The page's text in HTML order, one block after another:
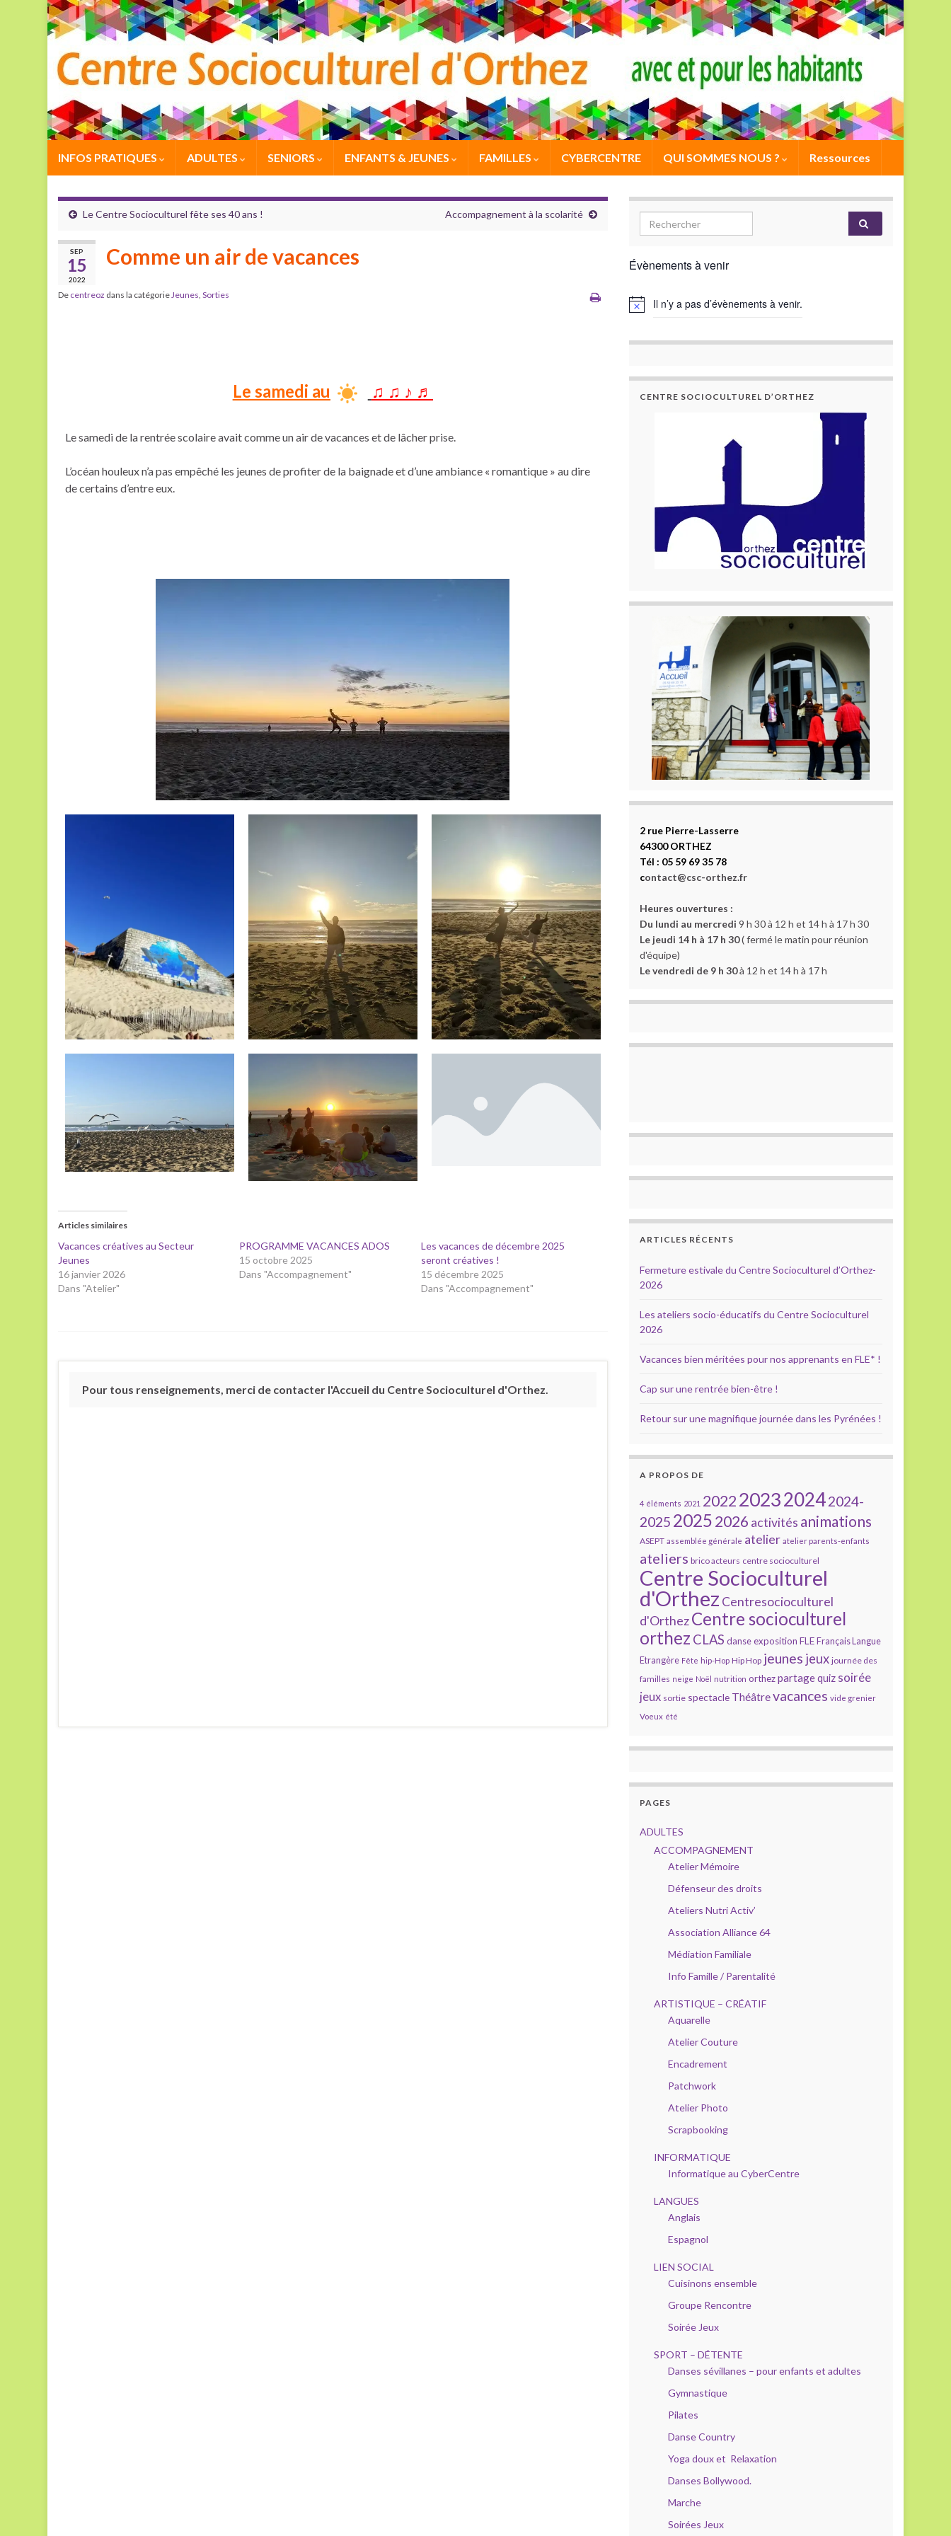
INFOS PRATIQUES ADULTES SENIORS ENFANTS & JEUNES FAMILLES CYBERCENTRE QUI SOMMES NOUS ? Ressources
Le Centre Socioculturel fête ses 40 ans ! Accompagnement à la scolarité
SEP
15
2022
Comme un air de vacances
De centreoz dans la catégorieJeunes, Sorties
Le samedi au , ♫ ♫ ♪ ♬
Le samedi de la rentrée scolaire avait comme un air de vacances et de lâcher prise.
L’océan houleux n’a pas empêché les jeunes de profiter de la baignade et d’une ambiance « romantique » au dire
de certains d’entre eux.
Articles similaires
Vacances créatives au Secteur
Jeunes
16 janvier 2026
Dans "Atelier"
PROGRAMME VACANCES ADOS
15 octobre 2025
Dans "Accompagnement"
Les vacances de décembre 2025
seront créatives !
15 décembre 2025
Dans "Accompagnement"
Pour tous renseignements, merci de contacter l'Accueil du Centre Socioculturel d'Orthez.
Évènements à venir
Il n’y a pas d’évènements à venir.
CENTRE SOCIOCULTUREL D’ORTHEZ
2 rue Pierre-Lasserre
64300 ORTHEZ
Tél : 05 59 69 35 78
contact@csc-orthez.fr
Heures ouvertures :
Du lundi au mercredi 9 h 30 à 12 h et 14 h à 17 h 30
Le jeudi 14 h à 17 h 30( fermé le matin pour réunion
d'équipe)
Le vendredi de 9 h 30à 12 h et 14 h à 17 h
ARTICLES RÉCENTS
Fermeture estivale du Centre Socioculturel d’Orthez-
2026
Les ateliers socio-éducatifs du Centre Socioculturel
2026
Vacances bien méritées pour nos apprenants en FLE* !
Cap sur une rentrée bien-être !
Retour sur une magnifique journée dans les Pyrénées !
A PROPOS DE
4 éléments 2021 2022202320242024-
2025 20252026 activités animations
ASEPT assemblée générale atelier atelier parents-enfants
ateliers brico acteurs centre socioculturel
Centre Socioculturel
d'Orthez Centresocioculturel
d'Orthez Centre socioculturel
orthez CLAS danse exposition FLE Français Langue
Etrangère Fête hip-Hop Hip Hop jeunes jeux journée des
familles neige Noël nutrition orthez partagequiz soirée
jeux sortie spectacle Théâtrevacances vide grenier
Voeux été
PAGES
ADULTES
ACCOMPAGNEMENT
Atelier Mémoire
Défenseur des droits
Ateliers Nutri Activ’
Association Alliance 64
Médiation Familiale
Info Famille / Parentalité
ARTISTIQUE – CRÉATIF
Aquarelle
Atelier Couture
Encadrement
Patchwork
Atelier Photo
Scrapbooking
INFORMATIQUE
Informatique au CyberCentre
LANGUES
Anglais
Espagnol
LIEN SOCIAL
Cuisinons ensemble
Groupe Rencontre
Soirée Jeux
SPORT – DÉTENTE
Danses sévillanes – pour enfants et adultes
Gymnastique
Pilates
Danse Country
Yoga doux et Relaxation
Danses Bollywood.
Marche
Soirées Jeux